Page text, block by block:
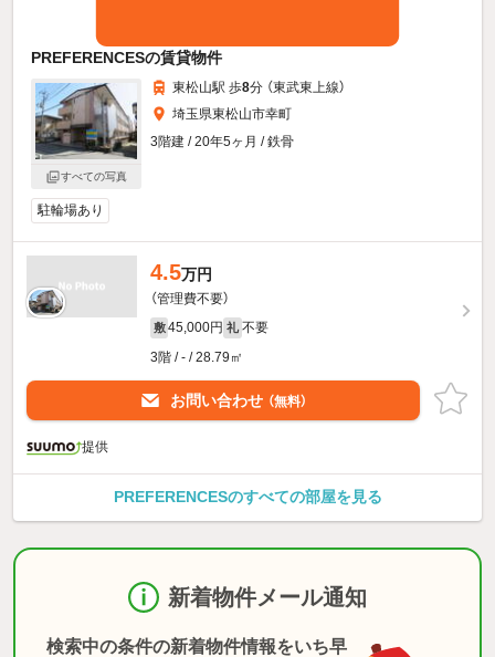
PREFERENCESの賃貸物件
すべての写真
東松山駅 歩8分 （東武東上線）
埼玉県東松山市幸町
3階建 / 20年5ヶ月 / 鉄骨
駐輪場あり
4.5万円
（管理費不要）
敷 45,000円 礼 不要
3階 / - / 28.79㎡
お問い合わせ （無料）
提供
PREFERENCESのすべての部屋を見る
新着物件メール通知
検索中の条件の新着物件情報をいち早